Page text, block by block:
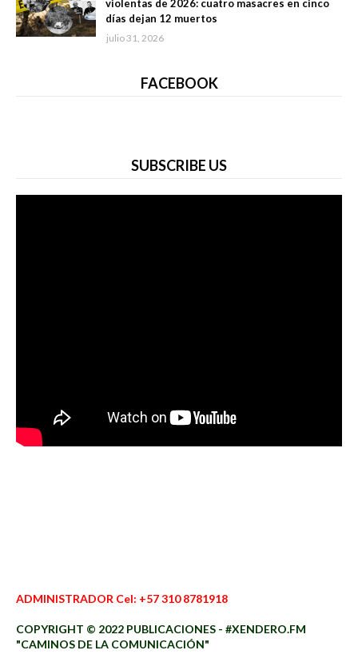
violentas de 2026: cuatro masacres en cinco
días dejan 12 muertos
julio 31, 2026
FACEBOOK
SUBSCRIBE US
ADMINISTRADOR Cel: +57 310 8781918
COPYRIGHT © 2022 PUBLICACIONES - #XENDERO.FM
"CAMINOS DE LA COMUNICACIÓN"